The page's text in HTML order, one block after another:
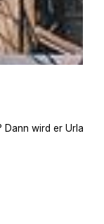
Dann wird er